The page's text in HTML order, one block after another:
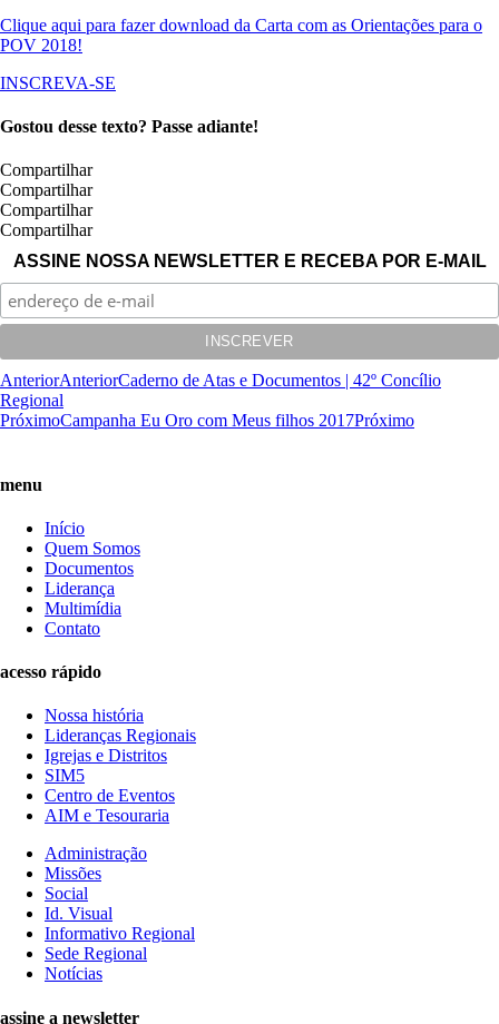
Clique aqui para fazer download da Carta com as Orientações para o
POV 2018!
INSCREVA-SE
Gostou desse texto? Passe adiante!
Compartilhar
Compartilhar
Compartilhar
Compartilhar
ASSINE NOSSA NEWSLETTER E RECEBA POR E-MAIL
AnteriorAnteriorCaderno de Atas e Documentos | 42º Concílio
Regional
PróximoCampanha Eu Oro com Meus filhos 2017Próximo
menu
Início
Quem Somos
Documentos
Liderança
Multimídia
Contato
acesso rápido
Nossa história
Lideranças Regionais
Igrejas e Distritos
SIM5
Centro de Eventos
AIM e Tesouraria
Administração
Missões
Social
Id. Visual
Informativo Regional
Sede Regional
Notícias
assine a newsletter